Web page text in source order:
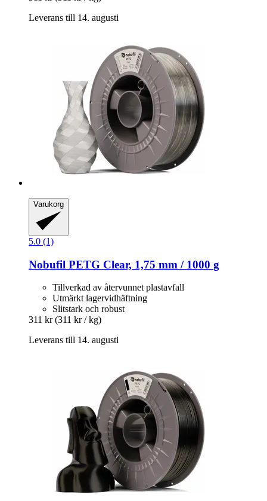
Leverans till 14. augusti
Varukorg
5.0 (1)
Nobufil PETG Clear, 1,75 mm / 1000 g
Tillverkad av återvunnet plastavfall
Utmärkt lagervidhäftning
Slitstark och robust
311 kr (311 kr / kg)
Leverans till 14. augusti